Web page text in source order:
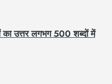
का उत्तर लगभग500शब्दों में